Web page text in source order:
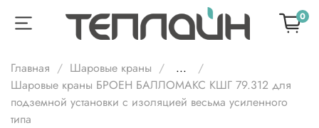
0
Главная Шаровые краны
...
Шаровые краны БРОЕН БАЛЛОМАКС КШГ 79.312 для
подземной установки с изоляцией весьма усиленного
типа